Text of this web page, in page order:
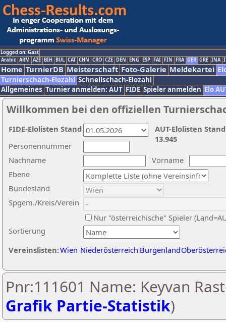
Logged on: Gast
Arabic ARM AZE BIH BUL CAT CHN CRO CZE DEN ENG ESP FAI FIN FRA GER GRE INA
Home TurnierDB Meisterschaft Foto-Galerie Meldekartei
Turnierschach-Elozahl Schnellschach-Elozahl
Allgemeines Turnier anmelden: AUT FIDE Spieler anmelden Elo
Willkommen bei den offiziellen
Nachname
Vorname
Ebene
Sortierung
Personennummer
Bundesland
Spgem./Kreis/Verein
Nur "österreichische" Spieler
Vereinslisten:Wien Niederösterreich Burgenland
AUT-Elolisten
13.945
FIDE-Elolisten Stand
Pnr:111601 Name: Keyvan
Grafik Partie-Statistik)